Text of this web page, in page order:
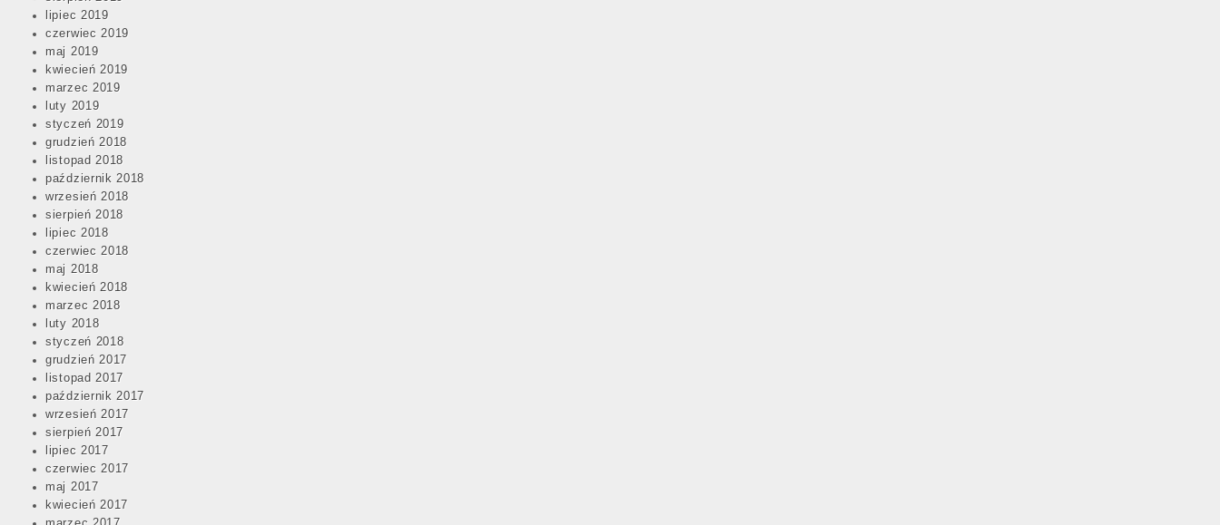
lipiec 2019
czerwiec 2019
maj 2019
kwiecień 2019
marzec 2019
luty 2019
styczeń 2019
grudzień 2018
listopad 2018
październik 2018
wrzesień 2018
sierpień 2018
lipiec 2018
czerwiec 2018
maj 2018
kwiecień 2018
marzec 2018
luty 2018
styczeń 2018
grudzień 2017
listopad 2017
październik 2017
wrzesień 2017
sierpień 2017
lipiec 2017
czerwiec 2017
maj 2017
kwiecień 2017